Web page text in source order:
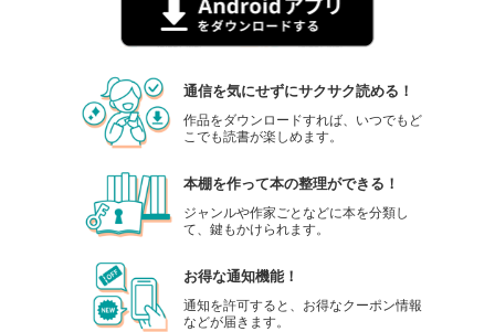
通信を気にせずにサクサク読める！
作品をダウンロードすれば、いつでもど
こでも読書が楽しめます。
本棚を作って本の整理ができる！
ジャンルや作家ごとなどに本を分類し
て、鍵もかけられます。
お得な通知機能！
通知を許可すると、お得なクーポン情報
などが届きます。